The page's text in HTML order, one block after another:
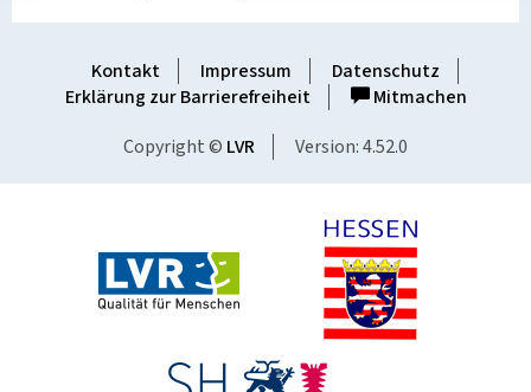
Kontakt Impressum
Datenschutz
Erklärung zur Barrierefreiheit
Mitmachen
Copyright © LVR Version: 4.52.0